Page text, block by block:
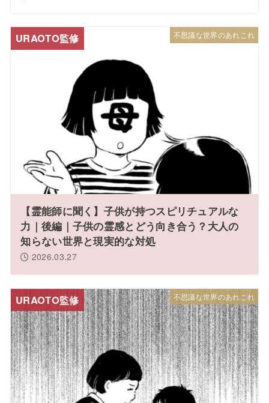
不思議な世界のあれこれ
【霊能師に聞く】子供が持つスピリチュアルな
力｜後編｜子供の霊感とどう向き合う？大人の
知らない世界と現実的な対処
2026.03.27
不思議な世界のあれこれ